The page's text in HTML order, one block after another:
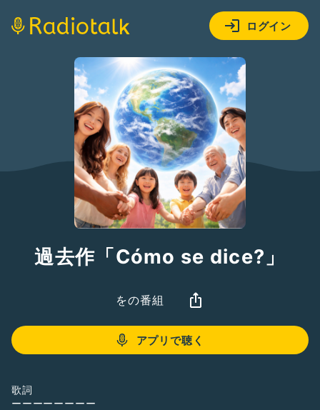
ログイン
過去作「Cómo se dice?」
をの番組
アプリで聴く
歌詞
ーーーーーーーー